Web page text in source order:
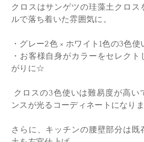
クロスはサンゲツの珪藻土クロス
ルで落ち着いた雰囲気に。
・グレー2色 × ホワイト1色の3色使
・お客様自身がカラーをセレク
がりに☆
クロスの3色使いは難易度が高い
ンスが光るコーディネートになりま
さらに、キッチンの腰壁部分は既